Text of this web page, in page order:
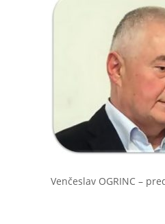
Venčeslav OGRINC –